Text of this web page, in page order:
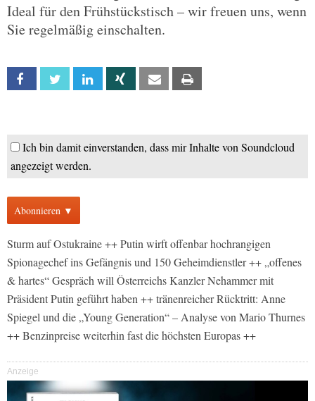
Ideal für den Frühstückstisch – wir freuen uns, wenn
Sie regelmäßig einschalten.
Facebook Twitter Linkedin Xing Email
Ich bin damit einverstanden, dass mir Inhalte von Soundcloud
angezeigt werden.
Abonnieren ▼
Sturm auf Ostukraine ++ Putin wirft offenbar hochrangigen
Spionagechef ins Gefängnis und 150 Geheimdienstler ++ „offenes
& hartes“ Gespräch will Österreichs Kanzler Nehammer mit
Präsident Putin geführt haben ++ tränenreicher Rücktritt: Anne
Spiegel und die „Young Generation“ – Analyse von Mario Thurnes
++ Benzinpreise weiterhin fast die höchsten Europas ++
Anzeige